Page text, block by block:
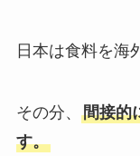
日本は食料を海
その分、 間接的
す。